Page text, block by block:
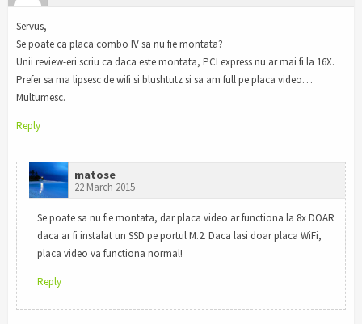
Servus,
Se poate ca placa combo IV sa nu fie montata?
Unii review-eri scriu ca daca este montata, PCI express nu ar mai fi la 16X.
Prefer sa ma lipsesc de wifi si blushtutz si sa am full pe placa video…
Multumesc.
Reply
matose
22 March 2015
Se poate sa nu fie montata, dar placa video ar functiona la 8x DOAR
daca ar fi instalat un SSD pe portul M.2. Daca lasi doar placa WiFi,
placa video va functiona normal!
Reply